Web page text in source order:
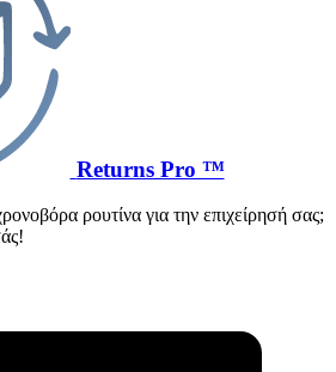
Returns Pro ™
ρουτίνα για την επιχείρησή σας;